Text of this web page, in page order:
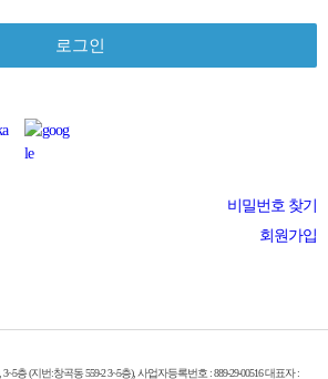
비밀번호 찾기
회원가입
층 (지번:창곡동 559-2 3~5층), 사업자등록번호 : 889-29-00516 대표자 :